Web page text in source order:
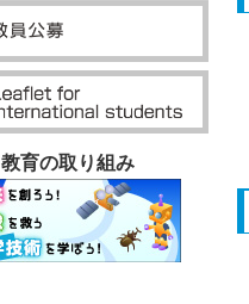
教育の取り組み